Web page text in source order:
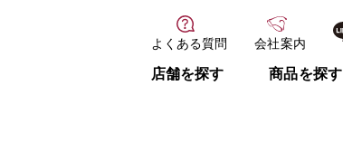
よくある質問 会社案内
店舗を探す 商品を探す